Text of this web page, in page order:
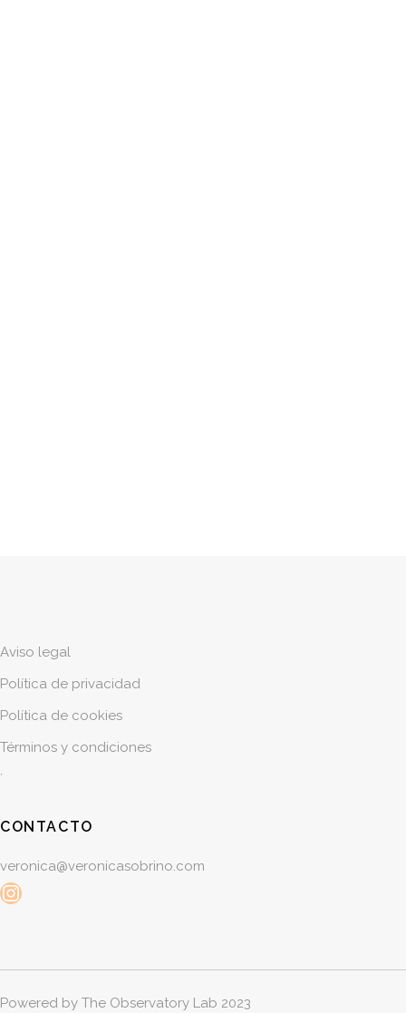
Aviso legal
Política de privacidad
Política de cookies
Términos y condiciones
´
CONTACTO
veronica@veronicasobrino.com
Instagram
Powered by The Observatory Lab 2023